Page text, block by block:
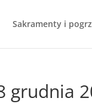
Sakramenty i
grudnia